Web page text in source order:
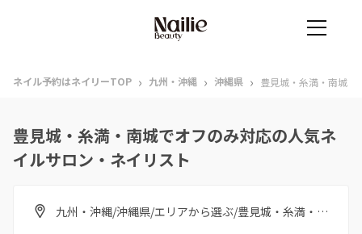
ネイル予約はネイリーTOP › 九州・沖縄 › 沖縄県 › 豊見城・糸満・南城
豊見城・糸満・南城でオフのみ対応の人気ネ
イルサロン・ネイリスト
九州・沖縄/沖縄県/エリアから選ぶ/豊見城・糸満・南城